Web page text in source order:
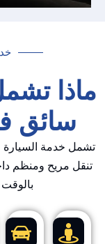
خدمة
تشمل
سائق في
خدمة السيارة مع
مريح ومنظم داخل
بالوقت